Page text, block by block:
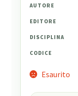
AUTORE
EDITORE
DISCIPLINA
CODICE
Esaurito